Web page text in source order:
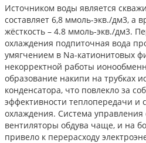
Источником воды является
составляет 6,8 ммоль-экв./дм3, а
жёсткость – 4.8 ммоль-экв./дм3.
охлаждения подпиточная вода
умягчением в Na-катионитовых
некорректной работы
образование накипи на трубках
конденсатора, что повлекло за
эффективности теплопередачи и
охлаждения. Система управления
вентиляторы обдува чаще, и на
привело к перерасходу